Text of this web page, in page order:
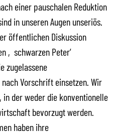
einer pauschalen Reduktion
in unseren Augen unseriös.
öffentlichen Diskussion
‚schwarzen Peter‘
zugelassene
Vorschrift einsetzen. Wir
der weder die konventionelle
bevorzugt werden.
haben ihre